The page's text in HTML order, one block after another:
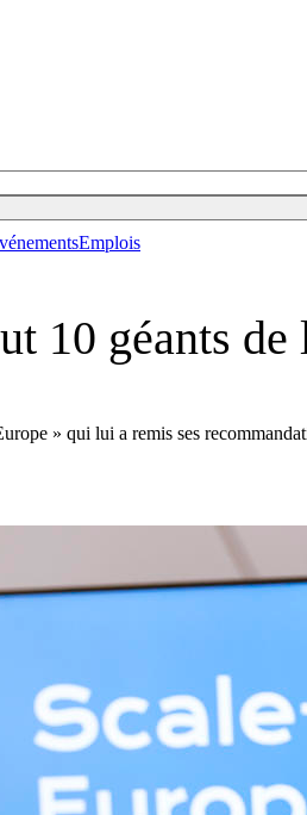
Emplois
10 géants
» qui lui a remis ses